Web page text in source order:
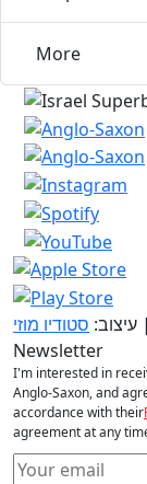
More
| עיצוב: סטודיו מוזי
Newsletter
I'm interested in
Anglo-Saxon, and
accordance with their
agreement at any